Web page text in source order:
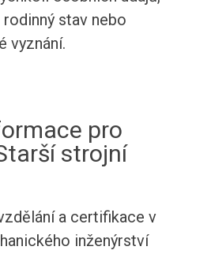
rodinný stav nebo
vyznání.
pro
strojní
a certifikace v
inženýrství